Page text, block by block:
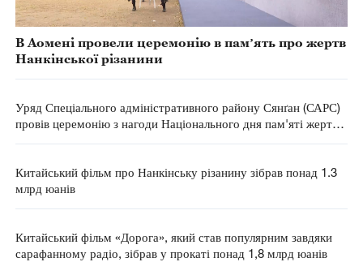
В Аомені провели церемонію в памʼять про жертв
Нанкінської різанини
Уряд Спеціального адміністративного району Сянґан (САРС)
провів церемонію з нагоди Національного дня пам'яті жертв
Китайський фільм про Нанкінську різанину зібрав понад 1.3
млрд юанів
Китайський фільм «Дорога», який став популярним завдяки
сарафанному радіо, зібрав у прокаті понад 1,8 млрд юанів